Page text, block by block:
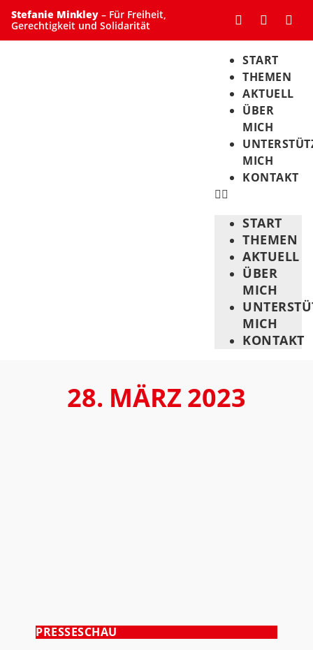
Stefanie Minkley – Für Freiheit,
Gerechtigkeit und Solidarität
START
THEMEN
AKTUELL
ÜBER
MICH
MICH
KONTAKT
START
THEMEN
AKTUELL
ÜBER
MICH
MICH
KONTAKT
28. MÄRZ 2023
PRESSESCHAU